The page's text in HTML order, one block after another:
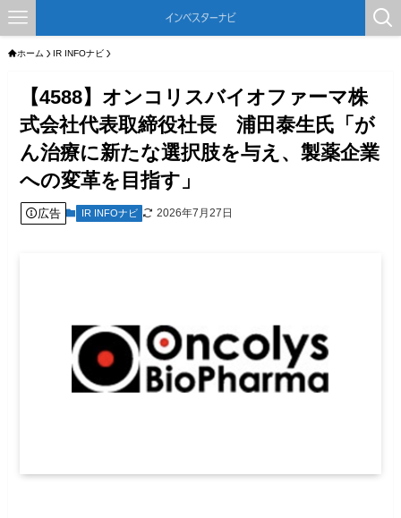
ホーム IR INFOナビ
【4588】オンコリスバイオファーマ株
式会社代表取締役社長 浦田泰生氏「が
ん治療に新たな選択肢を与え、製薬企業
への変革を目指す」
広告 IR INFOナビ 2026年7月27日